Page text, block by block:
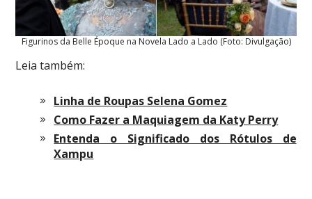
Figurinos da Belle Époque na Novela Lado a Lado (Foto: Divulgação)
Leia também:
Linha de Roupas Selena Gomez
Como Fazer a Maquiagem da Katy Perry
Entenda o Significado dos Rótulos de
Xampu